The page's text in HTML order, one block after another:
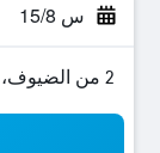
س 15/8
2 من الضيوف، غرفة واحدة